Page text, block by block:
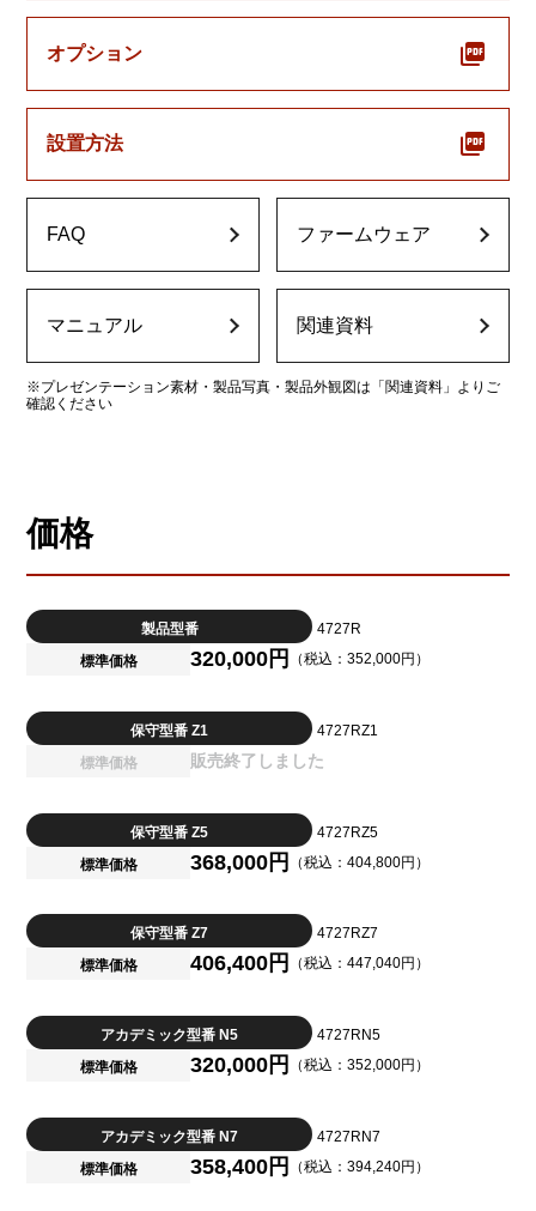
オプション
設置方法
FAQ ファームウェア
マニュアル 関連資料
※プレゼンテーション素材・製品写真・製品外観図は「関連資料」よりご
確認ください
価格
製品型番
4727R
標準価格
320,000円 （税込：352,000円）
保守型番 Z1
4727RZ1
標準価格
販売終了しました
保守型番 Z5
4727RZ5
標準価格
368,000円 （税込：404,800円）
保守型番 Z7
4727RZ7
標準価格
406,400円 （税込：447,040円）
アカデミック型番 N5
4727RN5
標準価格
320,000円 （税込：352,000円）
アカデミック型番 N7
4727RN7
標準価格
358,400円 （税込：394,240円）